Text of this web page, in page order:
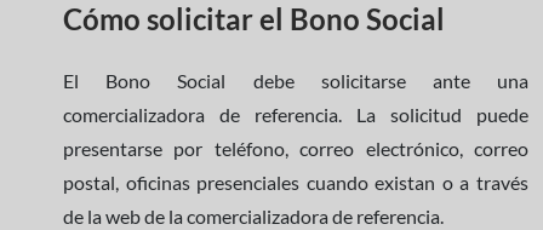
Cómo solicitar el Bono Social
El Bono Social debe solicitarse ante una
comercializadora de referencia. La solicitud puede
presentarse por teléfono, correo electrónico, correo
postal, oficinas presenciales cuando existan o a través
de la web de la comercializadora de referencia.